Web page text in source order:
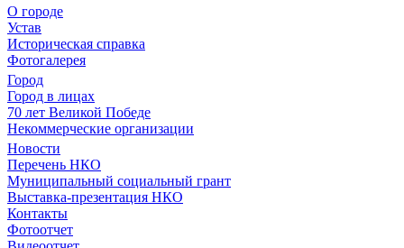
О городе
Устав
Историческая справка
Фотогалерея
Город
Город в лицах
70 лет Великой Победе
Некоммерческие организации
Новости
Перечень НКО
Муниципальный социальный грант
Выставка-презентация НКО
Контакты
Фотоотчет